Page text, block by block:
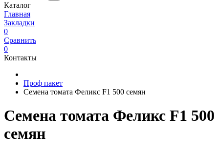
Каталог
Главная
Закладки
0
Сравнить
0
Контакты
Проф пакет
Семена томата Феликс F1 500 семян
Семена томата Феликс F1 500
семян